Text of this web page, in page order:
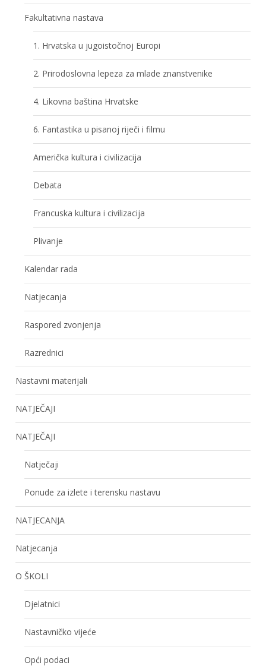
Fakultativna nastava
1. Hrvatska u jugoistočnoj Europi
2. Prirodoslovna lepeza za mlade znanstvenike
4. Likovna baština Hrvatske
6. Fantastika u pisanoj riječi i filmu
Američka kultura i civilizacija
Debata
Francuska kultura i civilizacija
Plivanje
Kalendar rada
Natjecanja
Raspored zvonjenja
Razrednici
Nastavni materijali
NATJEČAJI
NATJEČAJI
Natječaji
Ponude za izlete i terensku nastavu
NATJECANJA
Natjecanja
O ŠKOLI
Djelatnici
Nastavničko vijeće
Opći podaci